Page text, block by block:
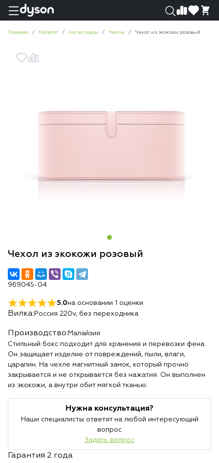
Главная Каталог Аксессуары Чехлы Чехол из экокожи розовый
Чехол из экокожи розовый
969045-04
5.0на основании 1 оценки
Вилка: Россия 220v, без переходника
Производство: Малайзия
Стильный бокс подходит для хранения и перевозки фена.
Он защищает изделие от повреждений, пыли, влаги,
царапин. На чехле магнитный замок, который прочно
закрывается и не открывается без нажатия. Он выполнен
из экокожи, а внутри обит мягкой тканью.
Нужна консультация?
Наши специалисты ответят на любой интересующий
вопрос
Задать вопрос
Гарантия 2 года